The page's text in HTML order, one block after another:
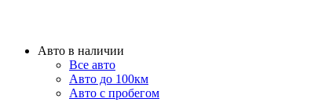
Авто в наличии
Все авто
Авто до 100км
Авто с пробегом